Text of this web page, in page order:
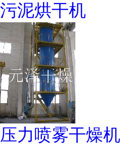
污泥烘干机
压力喷雾干燥机